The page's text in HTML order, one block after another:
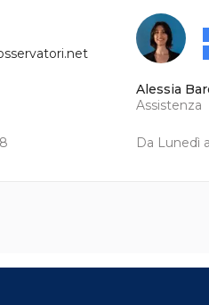
Alessia
Assistenza
Da Lunedì